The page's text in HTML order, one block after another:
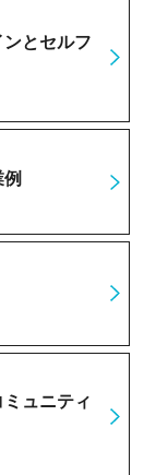
とセルフ
ュニティ